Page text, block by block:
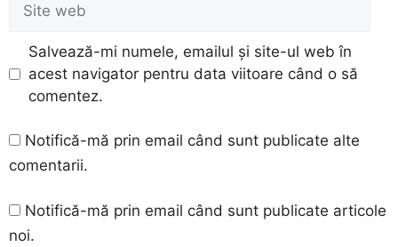
web
Salvează-mi numele, emailul și site-ul web în
acest navigator pentru data viitoare când o să
comentez.
Notifică-mă prin email când sunt publicate alte
comentarii.
Notifică-mă prin email când sunt publicate articole
noi.